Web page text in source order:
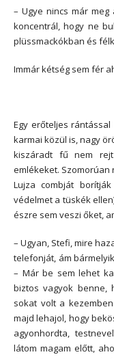
– Ugye nincs már
koncentrál, hogy ne
plüssmackókban és
Immár kétség sem fér
Egy erőteljes
karmai közül is, nagy
kiszáradt fű nem
emlékeket.
Lujza combját
védelmet a tüskék
észre sem veszi őket,
– Ugyan, Stefi, mire
telefonját, ám
– Már be sem lehet
biztos vagyok benne,
sokat volt a
majd lehajol, hogy
agyonhordta,
látom magam előtt,